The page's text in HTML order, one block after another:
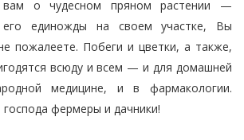
вам о чудесном пряном растении —
его единожды на своем участке, Вы
пожалеете. Побеги и цветки, а также,
всюду и всем — и для домашней
медицине, и в фармакологии.
фермеры и дачники!